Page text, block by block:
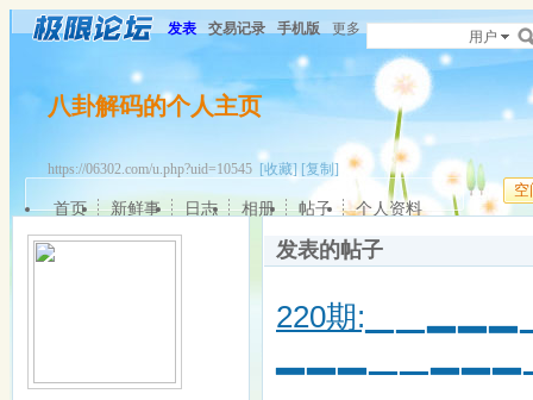
发表 交易记录 手机版 更多 用户
八卦解码的个人主页
https://06302.com/u.php?uid=10545 [收藏] [复制]
空
首页 新鲜事 日志 相册 帖子 个人资料
发表的帖子
220期
▂▂▂▁▁▂▂▂▁▁